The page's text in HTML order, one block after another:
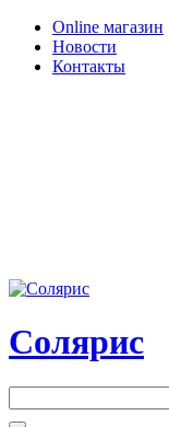
Online магазин
Новости
Контакты
Солярис